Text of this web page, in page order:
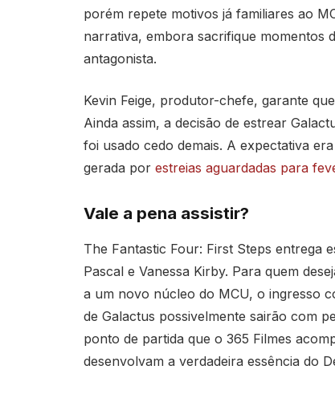
porém repete motivos já familiares ao
narrativa, embora sacrifique momentos
antagonista.
Kevin Feige, produtor-chefe, garante
Ainda assim, a decisão de estrear
foi usado cedo demais. A expectativa
gerada por estreias aguardadas para
Vale a pena assistir?
The Fantastic Four: First Steps entrega
Pascal e Vanessa Kirby. Para quem
a um novo núcleo do MCU, o ingresso
de Galactus possivelmente sairão com
ponto de partida que o 365 Filmes
desenvolvam a verdadeira essência do